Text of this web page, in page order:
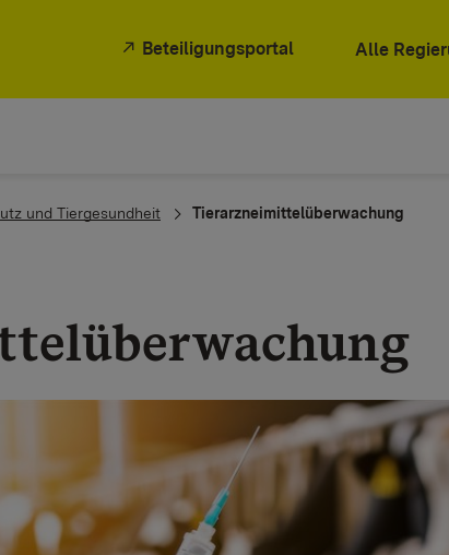
Beteiligungsportal Alle
und Tiergesundheit Tierarzneimittelüberwachung